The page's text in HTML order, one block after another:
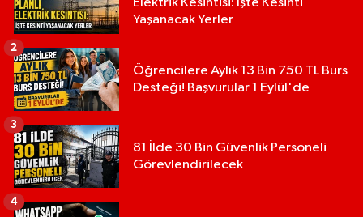
Elektrik Kesintisi: İşte Kesinti
Yaşanacak Yerler
Öğrencilere Aylık 13 Bin 750 TL Burs
Desteği! Başvurular 1 Eylül'de
2
81 İlde 30 Bin Güvenlik Personeli
Görevlendirilecek
3
4